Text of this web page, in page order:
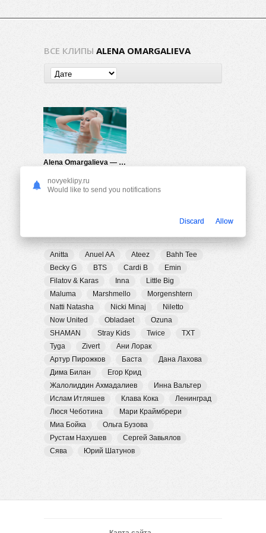
ВСЕ КЛИПЫ ALENA OMARGALIEVA
Alena Omargalieva — Малиновое вино
Anitta Anuel AA Ateez
Bahh Tee
Becky G
BTS Cardi B
Emin
Filatov & Karas
Inna
Little Big
Maluma
Marshmello
Morgenshtern
Natti Natasha
Nicki Minaj
Niletto
Now United
Obladaet
Ozuna
SHAMAN
Stray Kids Twice
TXT
Tyga
Zivert
Ани Лорак
Артур Пирожков
Баста
Дана Лахова
Дима Билан
Егор Крид
Жалолиддин Ахмадалиев
Инна Вальтер
Ислам Итляшев
Клава Кока
Ленинград
Люся Чеботина
Мари Краймбрери
Миа Бойка
Ольга Бузова
Рустам Нахушев
Сергей Завьялов
Сява
Юрий Шатунов
novyeklipy.ru
Would like to send you notifications
Discard Allow